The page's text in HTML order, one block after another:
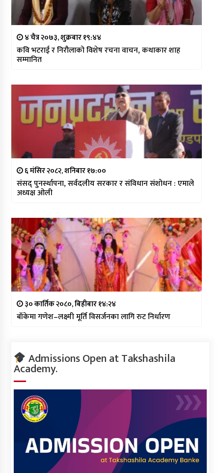
४ चैत्र २०७३, शुक्रबार १९:४४
कवि भटराई र निरौलाको विशेष रचना वाचन, कथाकार शाह
सम्मानित
६ मंसिर २०८२, शनिबार १७:००
संसद् पुनर्स्थापना, सर्वदलीय सरकार र संविधान संशोधन : एमाले
अध्यक्ष ओली
३० कार्तिक २०८०, बिहीबार १४:२४
बाँकेमा गणेश–लक्ष्मी मूर्ति विसर्जनका लागि रुट निर्धारण
Admissions Open at Takshashila
Academy.